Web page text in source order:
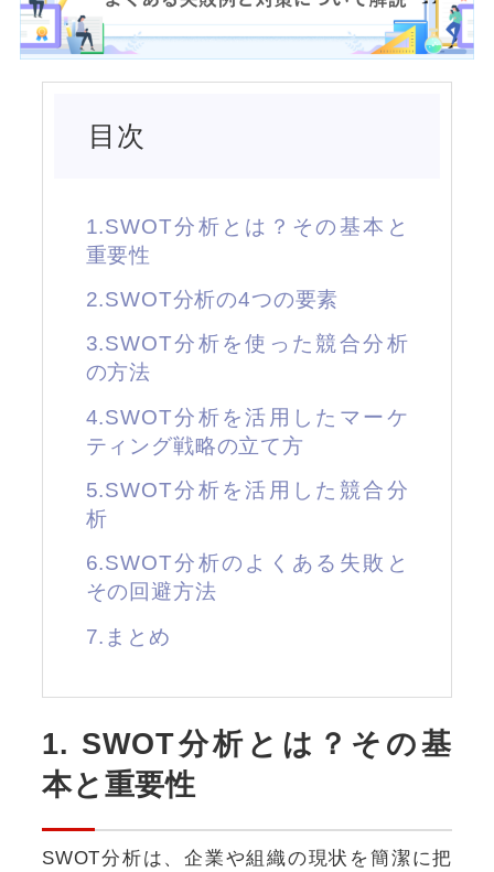
目次
1.SWOT分析とは？その基本と
重要性
2.SWOT分析の4つの要素
3.SWOT分析を使った競合分析
の方法
4.SWOT分析を活用したマーケ
ティング戦略の立て方
5.SWOT分析を活用した競合分
析
6.SWOT分析のよくある失敗と
その回避方法
7.まとめ
1. SWOT分析とは？その基
本と重要性
SWOT分析は、企業や組織の現状を簡潔に把